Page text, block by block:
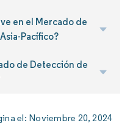
en el Mercado de
Pacífico?
de Detección de
el: Noviembre 20, 2024